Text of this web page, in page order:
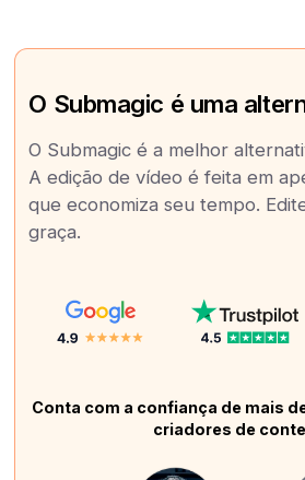
O Submagic é uma
O Submagic é a melhor
A edição de vídeo é feita em
que economiza seu tempo.
graça.
Conta com a confiança de mais
criadores de